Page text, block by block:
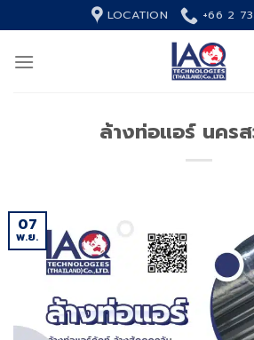
to
content
LOCATION +66 2
ล้างท่อแอร์ นคร
07
พ.ย.